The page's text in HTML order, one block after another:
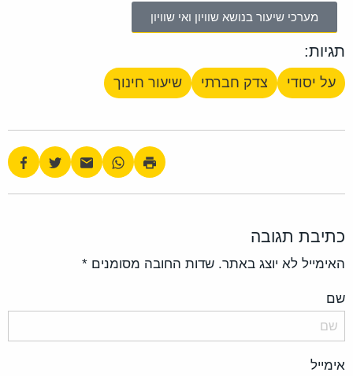
מערכי שיעור בנושא שוויון ואי שוויון
תגיות:
על יסודי צדק חברתי שיעור חינוך
כתיבת תגובה
האימייל לא יוצג באתר. שדות החובה מסומנים *
שם
אימייל